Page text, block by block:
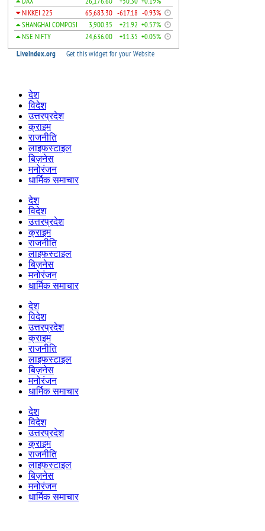
देश
विदेश
उत्तरप्रदेश
क्राइम
राजनीति
लाइफस्टाइल
बिज़नेस
मनोरंजन
धार्मिक समाचार
देश
विदेश
उत्तरप्रदेश
क्राइम
राजनीति
लाइफस्टाइल
बिज़नेस
मनोरंजन
धार्मिक समाचार
देश
विदेश
उत्तरप्रदेश
क्राइम
राजनीति
लाइफस्टाइल
बिज़नेस
मनोरंजन
धार्मिक समाचार
देश
विदेश
उत्तरप्रदेश
क्राइम
राजनीति
लाइफस्टाइल
बिज़नेस
मनोरंजन
धार्मिक समाचार